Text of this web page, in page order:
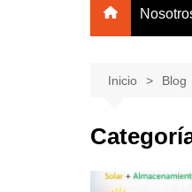
Inicio Blog